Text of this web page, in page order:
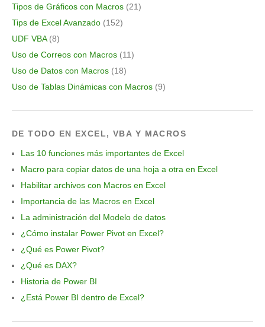
Tipos de Gráficos con Macros (21)
Tips de Excel Avanzado (152)
UDF VBA(8)
Uso de Correos con Macros (11)
Uso de Datos con Macros (18)
Uso de Tablas Dinámicas con Macros (9)
DE TODO EN EXCEL, VBA Y MACROS
Las 10 funciones más importantes de Excel
Macro para copiar datos de una hoja a otra en Excel
Habilitar archivos con Macros en Excel
Importancia de las Macros en Excel
La administración del Modelo de datos
¿Cómo instalar Power Pivot en Excel?
¿Qué es Power Pivot?
¿Qué es DAX?
Historia de Power BI
¿Está Power BI dentro de Excel?